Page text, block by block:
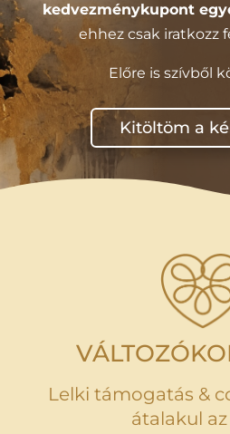
kedvezménykupont
ehhez csak iratkozz
Előre is szívből
Kitöltöm a
Lelki támogatás &
átalakul